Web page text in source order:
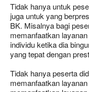
Tidak hanya untuk
juga untuk yang
BK. Misalnya bagi
memanfaatkan
individu ketika dia
yang tepat dengan
Tidak hanya peserta
memanfaatkan